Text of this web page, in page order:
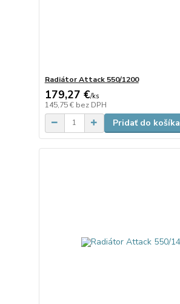
Radiátor Attack 550/1200
179,27 €/ks
145,75 € bez DPH
Pridať do košíka